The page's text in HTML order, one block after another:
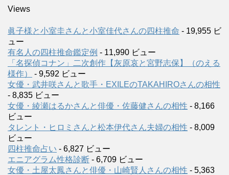
Views
眞子様と小室圭さんと小室佳代さんの四柱推命 - 19,955 ビ
ュー
有名人の四柱推命鑑定例 - 11,990 ビュー
「名探偵コナン」二次創作【灰原哀と宮野志保】（のえる
様作）
- 9,592 ビュー
女優・武井咲さんと歌手・EXILEのTAKAHIROさんの相性
- 8,835 ビュー
女優・綾瀬はるかさんと俳優・佐藤健さんの相性 - 8,166
ビュー
タレント・ヒロミさんと松本伊代さん夫婦の相性 - 8,009
ビュー
四柱推命占い - 6,827 ビュー
エニアグラム性格診断 - 6,709 ビュー
女優・土屋太鳳さんと俳優・山崎賢人さんの相性 - 5,363